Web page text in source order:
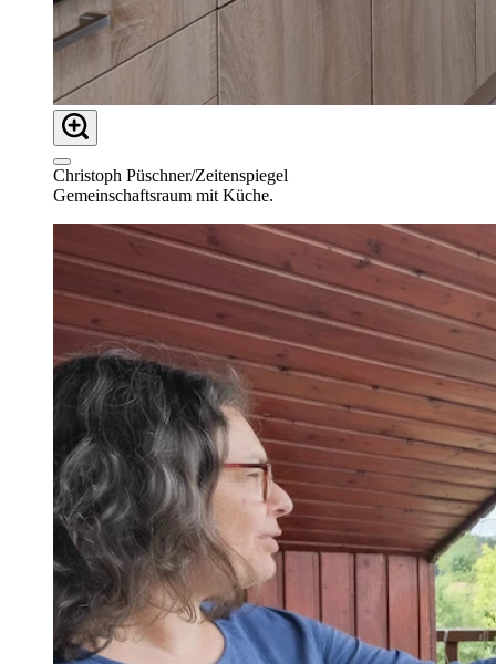
Christoph Püschner/Zeitenspiegel
Gemeinschaftsraum mit Küche.